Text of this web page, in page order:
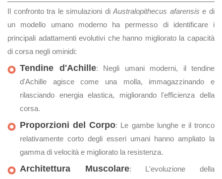
Il confronto tra le simulazioni diAustralopithecus afarensis e di
un modello umano moderno ha permesso di identificare i
principali adattamenti evolutivi che hanno migliorato la capacità
di corsa negli ominidi:
Tendine d'Achille: Negli umani moderni, il tendine
d'Achille agisce come una molla, immagazzinando e
rilasciando energia elastica, migliorando l'efficienza della
corsa.
Proporzioni del Corpo: Le gambe lunghe e il tronco
relativamente corto degli esseri umani hanno ampliato la
gamma di velocità e migliorato la resistenza.
Architettura Muscolare: L'evoluzione della